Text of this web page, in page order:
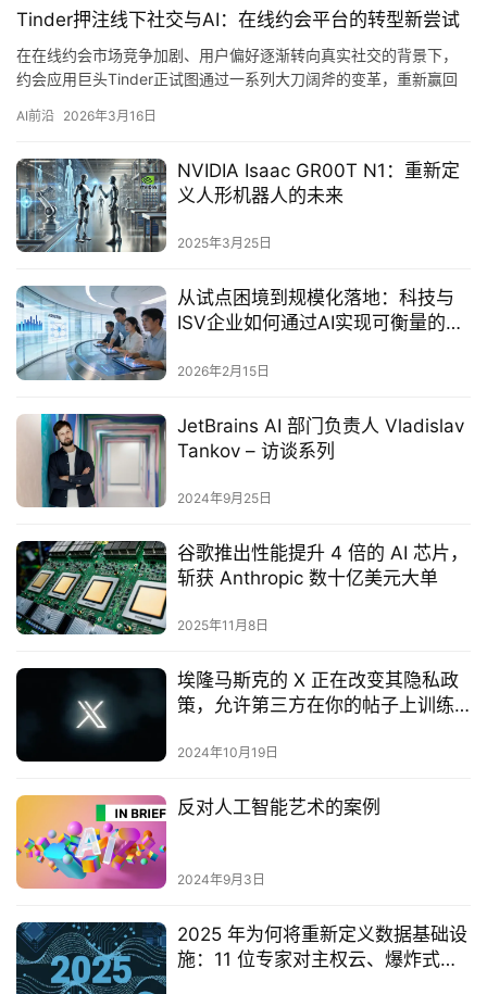
Tinder押注线下社交与AI：在线约会平台的转型新尝试
在在线约会市场竞争加剧、用户偏好逐渐转向真实社交的背景下，
约会应用巨头Tinder正试图通过一系列大刀阔斧的变革，重新赢回
AI前沿 2026年3月16日
NVIDIA Isaac GR00T N1：重新定
义人形机器人的未来
2025年3月25日
从试点困境到规模化落地：科技与
ISV企业如何通过AI实现可衡量的客
2026年2月15日
JetBrains AI 部门负责人 Vladislav
Tankov – 访谈系列
2024年9月25日
谷歌推出性能提升 4 倍的 AI 芯片，
斩获 Anthropic 数十亿美元大单
2025年11月8日
埃隆马斯克的 X 正在改变其隐私政
策，允许第三方在你的帖子上训练
2024年10月19日
反对人工智能艺术的案例
2024年9月3日
2025 年为何将重新定义数据基础设
施：11 位专家对主权云、爆炸式增